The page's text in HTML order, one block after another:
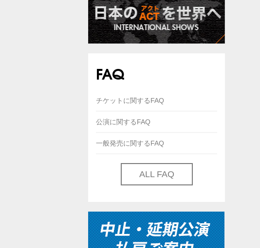
FAQ
チケットに関するFAQ
公演に関するFAQ
一般発売に関するFAQ
ALL FAQ